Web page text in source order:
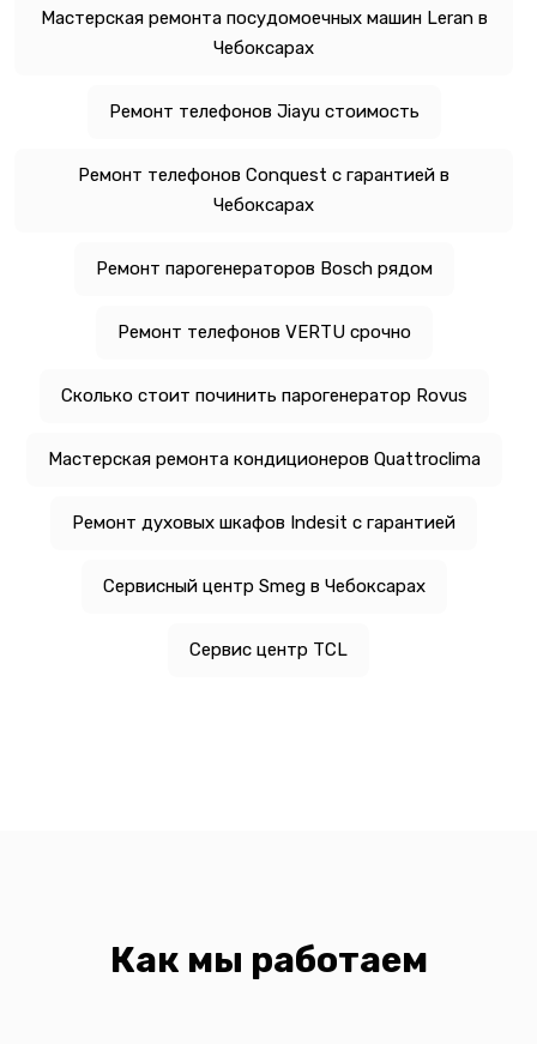
Мастерская ремонта посудомоечных машин Leran в
Чебоксарах
Ремонт телефонов Jiayu стоимость
Ремонт телефонов Conquest с гарантией в
Чебоксарах
Ремонт парогенераторов Bosch рядом
Ремонт телефонов VERTU срочно
Сколько стоит починить парогенератор Rovus
Мастерская ремонта кондиционеров Quattroclima
Ремонт духовых шкафов Indesit с гарантией
Сервисный центр Smeg в Чебоксарах
Сервис центр TCL
Как мы работаем